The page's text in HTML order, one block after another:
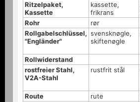
Ritzelpaket,
Kassette
kassette,
frikrans
Rohr rør
Rollgabelschlüssel,
"Engländer"
svensknøgle,
skiftenøgle
Rollwiderstand
rostfreier Stahl,
V2A-Stahl
rustfrit stål
Route rute